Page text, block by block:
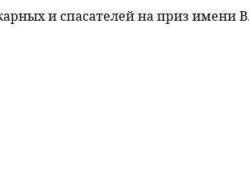
и спасателей на приз имени